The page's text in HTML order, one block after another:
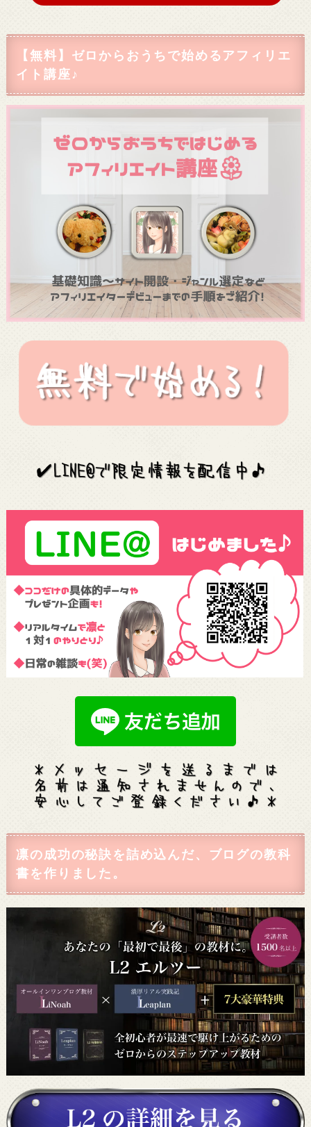
【無料】ゼロからおうちで始めるアフィリエ
イト講座♪
凛の成功の秘訣を詰め込んだ、ブログの教科
書を作りました。